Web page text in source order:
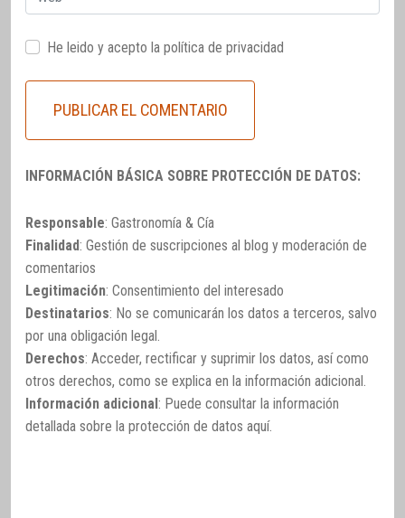
He leido y acepto la política de privacidad
INFORMACIÓN BÁSICA SOBRE PROTECCIÓN DE DATOS:
Responsable: Gastronomía & Cía
Finalidad: Gestión de suscripciones al blog y moderación de
comentarios
Legitimación: Consentimiento del interesado
Destinatarios: No se comunicarán los datos a terceros, salvo
por una obligación legal.
Derechos: Acceder, rectificar y suprimir los datos, así como
otros derechos, como se explica en la información adicional.
Información adicional : Puede consultar la información
detallada sobre la protección de datos aquí.